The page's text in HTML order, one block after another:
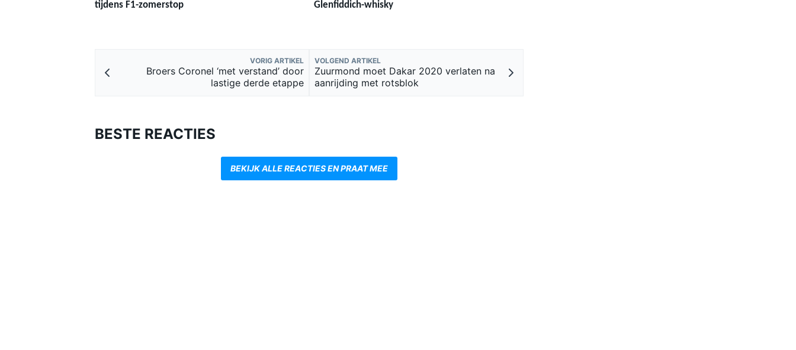
tijdens F1-zomerstop
Glenfiddich-whisky
VORIG ARTIKEL
Broers Coronel ‘met verstand’ door
lastige derde etappe
VOLGEND ARTIKEL
Zuurmond moet Dakar 2020 verlaten na
aanrijding met rotsblok
BESTE REACTIES
BEKIJK ALLE REACTIES EN PRAAT MEE